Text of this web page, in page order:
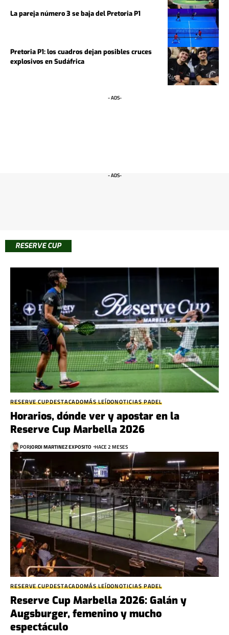
La pareja número 3 se baja del Pretoria P1
Pretoria P1: los cuadros dejan posibles cruces
explosivos en Sudáfrica
- ADS-
- ADS-
RESERVE CUP
RESERVE CUPDESTACADOMÁS LEÍDONOTICIAS PADEL
Horarios, dónde ver y apostar en la
Reserve Cup Marbella 2026
PORJORDI MARTINEZ EXPOSITO HACE 2 MESES
RESERVE CUPDESTACADOMÁS LEÍDONOTICIAS PADEL
Reserve Cup Marbella 2026: Galán y
Augsburger, femenino y mucho
espectáculo